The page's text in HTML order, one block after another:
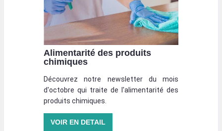
Alimentarité des produits
chimiques
Découvrez notre newsletter du mois
d'octobre qui traite de l'alimentarité des
produits chimiques.
VOIR EN DETAIL